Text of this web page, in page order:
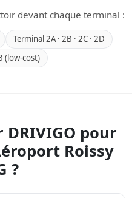
devant chaque terminal :
Terminal 2A · 2B · 2C · 2D
(low-cost)
pour
Roissy
?